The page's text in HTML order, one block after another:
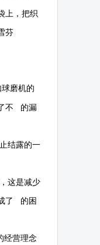
上，把织
芬
磨机的
不 的漏
结露的一
这是减少
了 的困
经营理念